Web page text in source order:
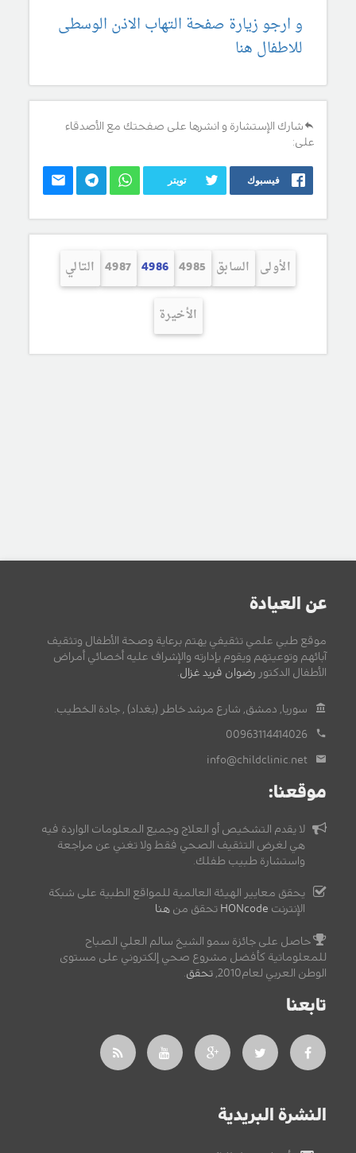
و ارجو زيارة صفحة التهاب الاذن الوسطى
للاطفال هنا
شارك الإستشارة و انشرها على صفحتك مع الأصدقاء
على:
فيسبوك تويتر
الأولى السابق 4985
4986
4987 التالي
الأخيرة
عن العيادة
موقع طبي علمي تثقيفي يهتم برعاية وصحة الأطفال وتثقيف
آبائهم وتوعيتهم ويقوم بإدارته والإشراف عليه أخصائي أمراض
الأطفال الدكتور رضوان فريد غزال.
سوريا, دمشق, شارع مرشد خاطر (بغداد) , جادة الخطيب.
00963114414026
info@childclinic.net
موقعنا:
لا يقدم التشخيص أو العلاج وجميع المعلومات الواردة فيه
هي لغرض التثقيف الصحي فقط ولا تغني عن مراجعة
واستشارة طبيب طفلك.
يحقق معايير الهيئة العالمية للمواقع الطبية على شبكة
الإنترنت HONcode تحقق من هنا
حاصل على جائزة سمو الشيخ سالم العلي الصباح
للمعلوماتية كأفضل مشروع صحي إلكتروني على مستوى
الوطن العربي لعام2010,
تحقق.
تابعنا
النشرة البريدية